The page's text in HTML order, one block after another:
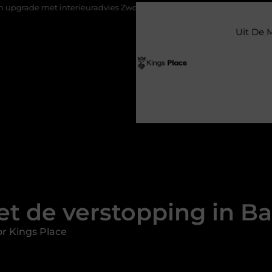
Zwolle Nieuw verhuisd naar Laren? Waarom het
Uit De
de verstopping in
Kings Place